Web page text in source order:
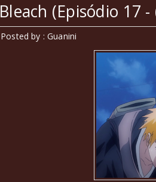
Bleach (Episódio 17
Posted by : Guanini